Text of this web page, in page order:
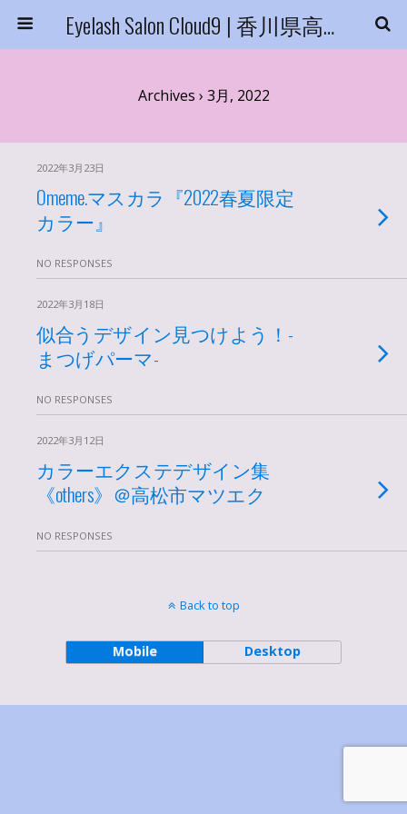
Eyelash Salon Cloud9 | 香川県高松市
Archives › 3月, 2022
2022年3月23日
Omeme.マスカラ『2022春夏限定
カラー』
NO RESPONSES
2022年3月18日
似合うデザイン見つけよう！-
まつげパーマ-
NO RESPONSES
2022年3月12日
カラーエクステデザイン集
《others》＠高松市マツエク
NO RESPONSES
Back to top
Mobile Desktop